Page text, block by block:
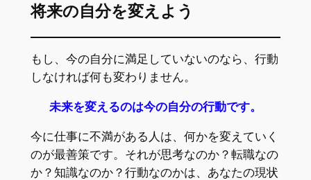
将来の自分を変えよう
もし、今の自分に満足していないのなら、行動
しなければ何も変わりません。
未来を変えるのは今の自分の行動です。
今に仕事に不満がある人は、何かを変えていく
のが最善策です。それが思考なのか？転職なの
か？知識なのか？行動なのかは、あなたの現状